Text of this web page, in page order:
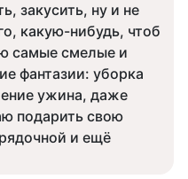
закусить, ну и не
какую-нибудь, чтоб
самые смелые и
фантазии: уборка
ужина, даже
подарить свою
и ещё